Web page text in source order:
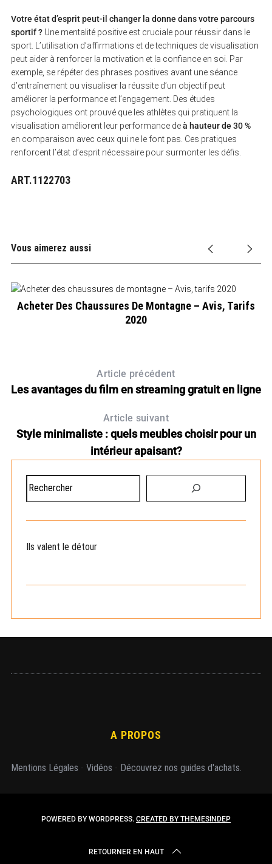
Votre état d’esprit peut-il changer la donne dans votre parcours
sportif ?Une mentalité positive est cruciale pour réussir dans le
sport. L’utilisation d’affirmations et de techniques de visualisation
peut aider à renforcer la motivation et la confiance en soi. Par
exemple, se répéter des phrases positives avant une séance
d’entraînement ou visualiser la réussite d’un objectif peut
améliorer la performance et l’engagement. Des études
psychologiques ont prouvé que les athlètes qui pratiquent la
visualisation améliorent leur performance deà hauteur de 30 %
en comparaison avec ceux qui ne le font pas. Ces pratiques
renforcent l’état d’esprit nécessaire pour surmonter les défis.
ART.1122703
Vous aimerez aussi
Acheter Des Chaussures De Montagne – Avis, Tarifs
2020
Article précédent
Les avantages du film en streaming gratuit en ligne
Article suivant
Style minimaliste : quels meubles choisir pour un
intérieur apaisant?
e
h
rIls valent le détour
A PROPOS
Mentions Légales Vidéos Découvrez nos guides d'achats.
POWERED BY WORDPRESS. CREATED BY THEMESINDEP
RETOURNER EN HAUT